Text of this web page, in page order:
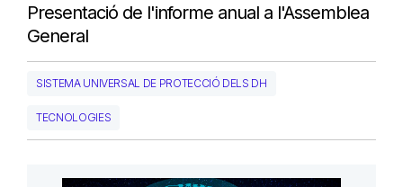
Presentació de l'informe anual a l'Assemblea
General
SISTEMA UNIVERSAL DE PROTECCIÓ DELS DH
TECNOLOGIES